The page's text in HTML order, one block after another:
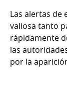
Las alertas de
valiosa tanto
rápidamente
las
por la